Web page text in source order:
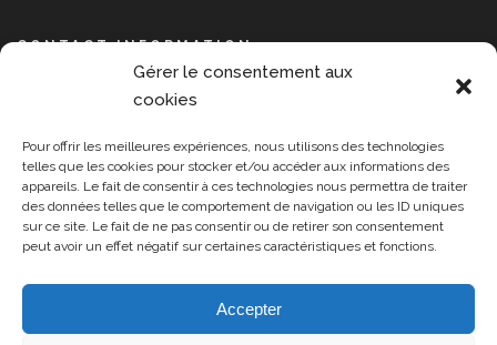
Gérer le consentement aux
cookies
Pour offrir les meilleures expériences, nous utilisons des technologies
telles que les cookies pour stocker et/ou accéder aux informations des
appareils. Le fait de consentir à ces technologies nous permettra de traiter
des données telles que le comportement de navigation ou les ID uniques
sur ce site. Le fait de ne pas consentir ou de retirer son consentement
peut avoir un effet négatif sur certaines caractéristiques et fonctions.
Accepter
CONTACT INFORMATION
NPIS, 14 avenue de l’Opéra, 75001 Paris
contact@npisummit.org
Monday-Friday 9:00-17:00